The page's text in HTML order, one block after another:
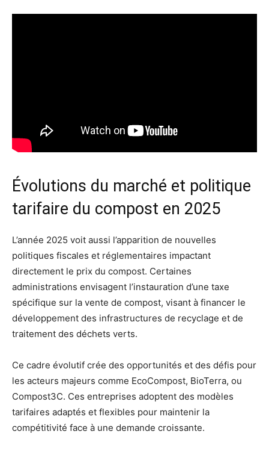
Évolutions du marché et politique
tarifaire du compost en 2025
L’année 2025 voit aussi l’apparition de nouvelles
politiques fiscales et réglementaires impactant
directement le prix du compost. Certaines
administrations envisagent l’instauration d’une taxe
spécifique sur la vente de compost, visant à financer le
développement des infrastructures de recyclage et de
traitement des déchets verts.
Ce cadre évolutif crée des opportunités et des défis pour
les acteurs majeurs comme EcoCompost, BioTerra, ou
Compost3C. Ces entreprises adoptent des modèles
tarifaires adaptés et flexibles pour maintenir la
compétitivité face à une demande croissante.